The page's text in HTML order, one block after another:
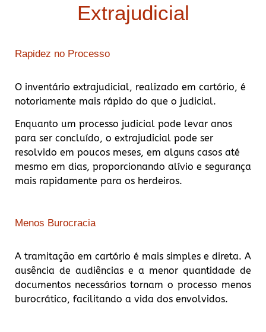
Extrajudicial
Rapidez no Processo
O inventário extrajudicial, realizado em cartório, é
notoriamente mais rápido do que o judicial.
Enquanto um processo judicial pode levar anos
para ser concluído, o extrajudicial pode ser
resolvido em poucos meses, em alguns casos até
mesmo em dias, proporcionando alívio e segurança
mais rapidamente para os herdeiros.
Menos Burocracia
A tramitação em cartório é mais simples e direta. A
ausência de audiências e a menor quantidade de
documentos necessários tornam o processo menos
burocrático, facilitando a vida dos envolvidos.